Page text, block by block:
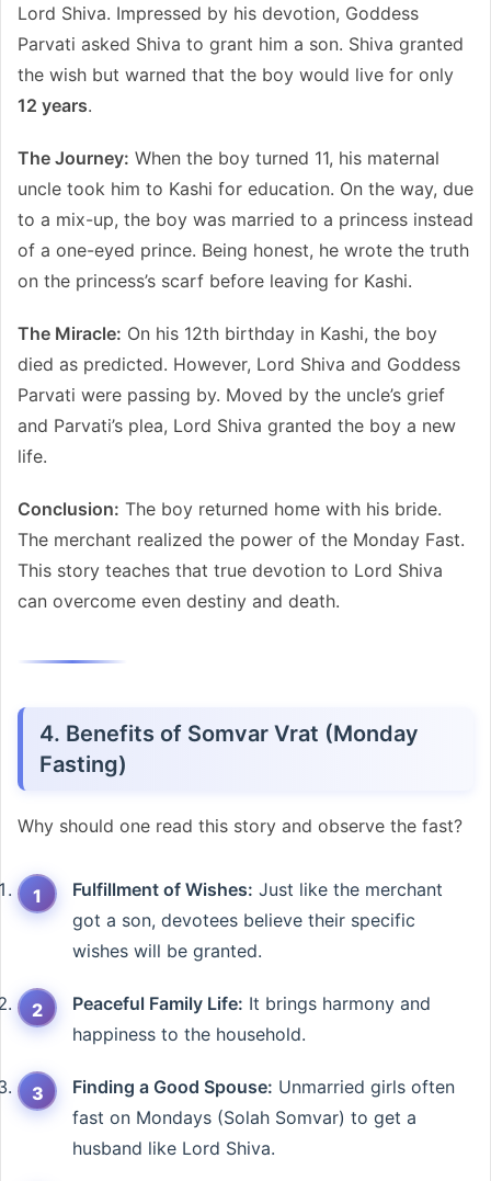
Lord Shiva. Impressed by his devotion, Goddess
Parvati asked Shiva to grant him a son. Shiva granted
the wish but warned that the boy would live for only
12 years.
The Journey: When the boy turned 11, his maternal
uncle took him to Kashi for education. On the way, due
to a mix-up, the boy was married to a princess instead
of a one-eyed prince. Being honest, he wrote the truth
on the princess’s scarf before leaving for Kashi.
The Miracle: On his 12th birthday in Kashi, the boy
died as predicted. However, Lord Shiva and Goddess
Parvati were passing by. Moved by the uncle’s grief
and Parvati’s plea, Lord Shiva granted the boy a new
life.
Conclusion: The boy returned home with his bride.
The merchant realized the power of the Monday Fast.
This story teaches that true devotion to Lord Shiva
can overcome even destiny and death.
4. Benefits of Somvar Vrat (Monday
Fasting)
Why should one read this story and observe the fast?
Fulfillment of Wishes: Just like the merchant
got a son, devotees believe their specific
wishes will be granted.
Peaceful Family Life: It brings harmony and
happiness to the household.
Finding a Good Spouse: Unmarried girls often
fast on Mondays (Solah Somvar) to get a
husband like Lord Shiva.